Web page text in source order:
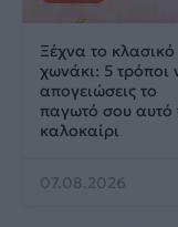
Ξέχνα το κλασικό
χωνάκι: 5 τρόποι
απογειώσεις το
παγωτό σου αυτό
καλοκαίρι
07.08.2026